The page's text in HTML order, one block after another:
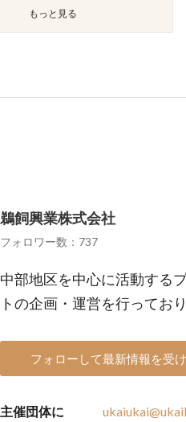
もっと見る
鵜飼興業株式会社
フォロワー数：737
中部地区を中心に活動する
トの企画・運営を行ってお
フォローして最新情報を受
主催団体に